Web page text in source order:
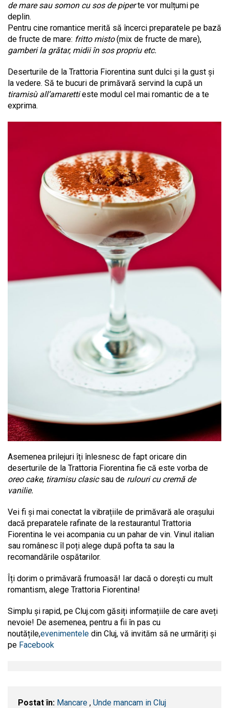
de mare sau somon cu sos de piperte vor mulțumi pe
deplin.
Pentru cine romantice merită să încerci preparatele pe bază
de fructe de mare: fritto misto(mix de fructe de mare),
gamberi la grătar, midii în sos propriu etc.
Deserturile de la Trattoria Fiorentina sunt dulci și la gust și
la vedere. Să te bucuri de primăvară servind la cupă un
tiramisù all’amarettieste modul cel mai romantic de a te
exprima.
Asemenea prilejuri îți înlesnesc de fapt oricare din
deserturile de la Trattoria Fiorentina fie că este vorba de
oreo cake, tiramisu clasicsau de rulouri cu cremă de
vanilie.
Vei fi și mai conectat la vibrațiile de primăvară ale orașului
dacă preparatele rafinate de la restaurantul Trattoria
Fiorentina le vei acompania cu un pahar de vin. Vinul italian
sau românesc îl poți alege după pofta ta sau la
recomandările ospătarilor.
Îți dorim o primăvară frumoasă! Iar dacă o dorești cu mult
romantism, alege Trattoria Fiorentina!
Simplu și rapid, pe Cluj.com găsiți informațiile de care aveți
nevoie! De asemenea, pentru a fii în pas cu
noutățile,evenimentele din Cluj, vă invităm să ne urmăriți și
pe Facebook
Postat în: Mancare , Unde mancam in Cluj